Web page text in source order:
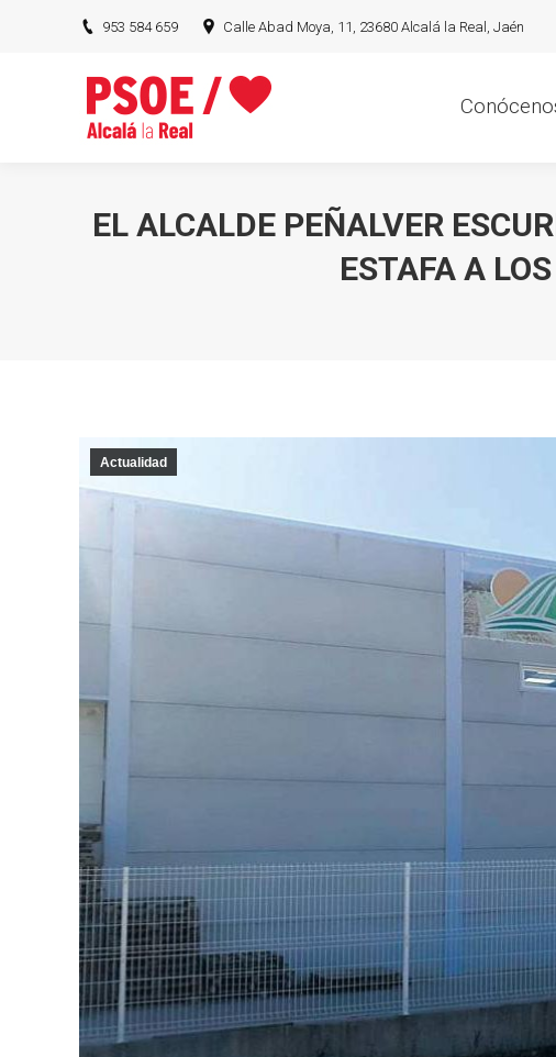
953 584 659 Calle Abad Moya, 11, 23680 Alcalá la Real, Jaén
EL ALCALDE PEÑALVER
ESTAFA A
Actualidad
Conócenos